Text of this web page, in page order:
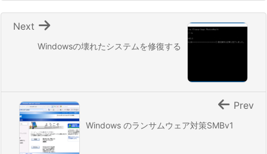
Windowsの壊れたシステムを修復する
Next
Windows のランサムウェア対策SMBv1
Prev